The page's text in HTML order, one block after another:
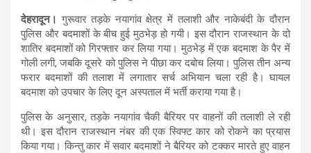
देहरादून। गुरूवार तड़के नयागांव क्षेत्र में तलाशी और नाकेबंदी के दौरान
पुलिस और बदमाशों के बीच हुई मुठभेड़ हो गयी। इस दौरान राजस्थान के दो
शातिर बदमाशों को गिरफ्तार कर लिया गया। मुठभेड़ में एक बदमाश के पैर में
गोली लगी, जबकि दूसरे को पुलिस ने पीछा कर दबोच लिया। पुलिस तीन अन्य
फरार बदमाशों की तलाश में लगातार सर्च अभियान चला रही है। घायल
बदमाश को उपचार के लिए दून अस्पताल में भर्ती कराया गया है।
पुलिस के अनुसार, तड़के नयागांव चैकी बैरियर पर वाहनों की तलाशी ले रही
थी। इस दौरान राजस्थान नंबर की एक स्विफ्ट कार को रोकने का प्रयास
किया गया। किन्तु कार में सवार बदमाशों ने बैरियर को टक्कर मारते हुए वाहन